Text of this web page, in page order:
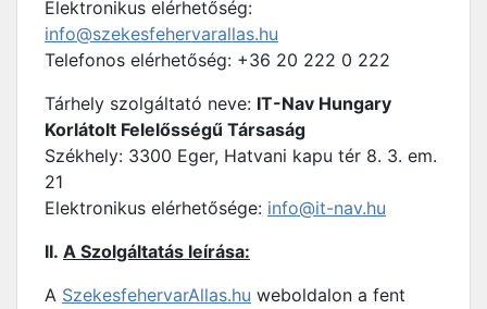
Elektronikus elérhetőség:
info@szekesfehervarallas.hu
Telefonos elérhetőség: +36 20 222 0 222
Tárhely szolgáltató neve: IT-Nav Hungary
Korlátolt Felelősségű Társaság
Székhely: 3300 Eger, Hatvani kapu tér 8. 3. em.
21
Elektronikus elérhetősége: info@it-nav.hu
II. A Szolgáltatás leírása:
A SzekesfehervarAllas.hu weboldalon a fent